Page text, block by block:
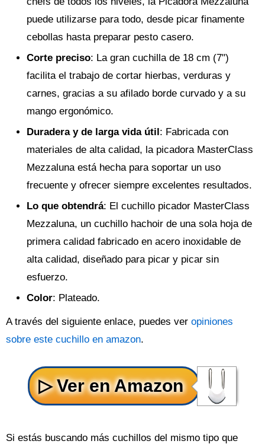
puede utilizarse para todo, desde picar finamente
cebollas hasta preparar pesto casero.
Corte preciso: La gran cuchilla de 18 cm (7")
facilita el trabajo de cortar hierbas, verduras y
carnes, gracias a su afilado borde curvado y a su
mango ergonómico.
Duradera y de larga vida útil: Fabricada con
materiales de alta calidad, la picadora MasterClass
Mezzaluna está hecha para soportar un uso
frecuente y ofrecer siempre excelentes resultados.
Lo que obtendrá: El cuchillo picador MasterClass
Mezzaluna, un cuchillo hachoir de una sola hoja de
primera calidad fabricado en acero inoxidable de
alta calidad, diseñado para picar y picar sin
esfuerzo.
Color: Plateado.
A través del siguiente enlace, puedes ver opiniones
sobre este cuchillo en amazon.
Si estás buscando más cuchillos del mismo tipo que